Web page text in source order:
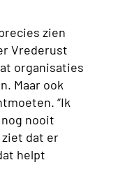
zien
Vrederust
organisaties
Maar ook
“Ik
nooit
ziet dat er
helpt